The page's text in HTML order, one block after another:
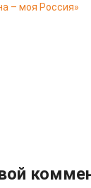
– моя Россия»